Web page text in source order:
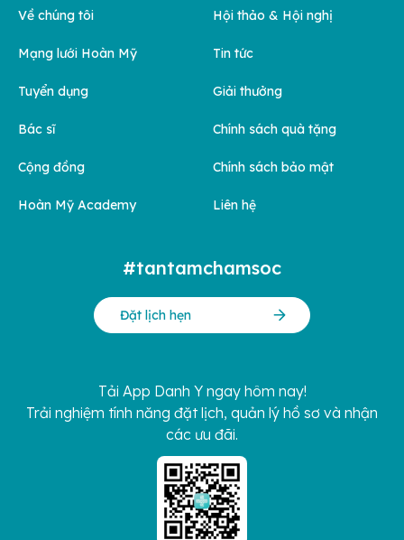
Về chúng tôi
Mạng lưới Hoàn Mỹ
Tuyển dụng
Bác sĩ
Cộng đồng
Hoàn Mỹ Academy
Hội thảo & Hội nghị
Tin tức
Giải thưởng
Chính sách quà tặng
Chính sách bảo mật
Liên hệ
#tantamchamsoc
Đặt lịch hẹn
Tải App Danh Y ngay hôm nay!
Trải nghiệm tính năng đặt lịch, quản lý hồ sơ và nhận
các ưu đãi.